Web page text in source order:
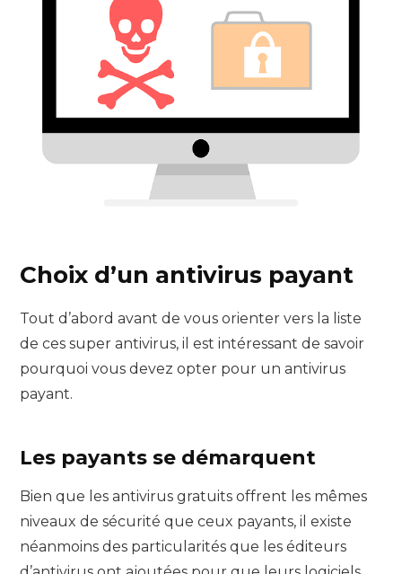
Choix d’un antivirus payant
Tout d’abord avant de vous orienter vers la liste
de ces super antivirus, il est intéressant de savoir
pourquoi vous devez opter pour un antivirus
payant.
Les payants se démarquent
Bien que les antivirus gratuits offrent les mêmes
niveaux de sécurité que ceux payants, il existe
néanmoins des particularités que les éditeurs